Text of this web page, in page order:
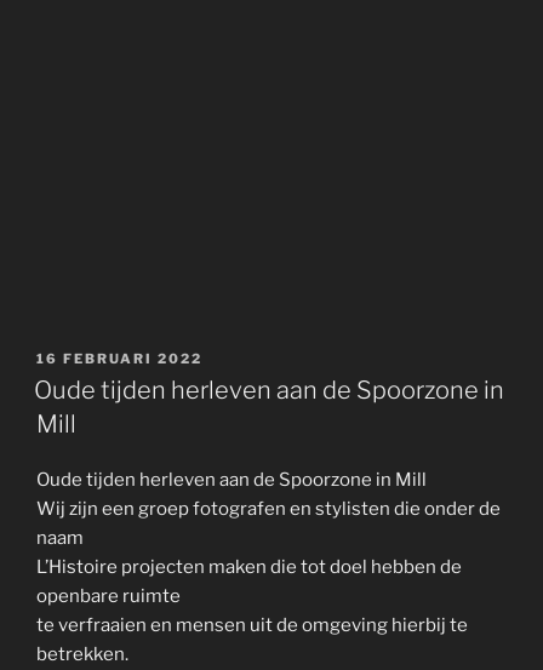
GEPLAATST
OP
16 FEBRUARI 2022
Oude tijden herleven aan de Spoorzone in
Mill
Oude tijden herleven aan de Spoorzone in Mill
Wij zijn een groep fotografen en stylisten die onder de
naam
L’Histoire projecten maken die tot doel hebben de
openbare ruimte
te verfraaien en mensen uit de omgeving hierbij te
betrekken.